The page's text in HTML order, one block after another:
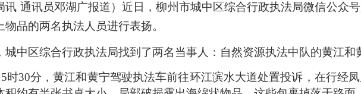
讯 通讯员邓湖广报道）近日，柳州市城中区综合行政执法局微信公众
品的两名执法人员进行表扬。
城中区综合行政执法局找到了两名当事人：自然资源执法中队的黄江和
时30分，黄江和黄宁驾驶执法车前往环江滨水大道处置投诉，在行经